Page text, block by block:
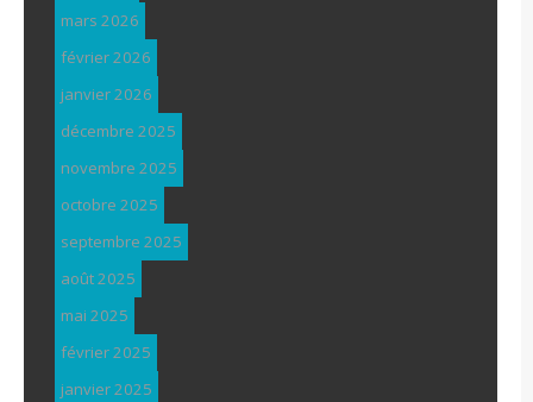
mars 2026
février 2026
janvier 2026
décembre 2025
novembre 2025
octobre 2025
septembre 2025
août 2025
mai 2025
février 2025
janvier 2025